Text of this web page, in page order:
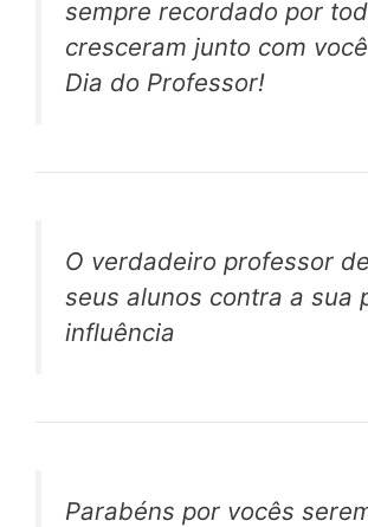
sempre recordado por
cresceram junto com
Dia do Professor!
O verdadeiro professor
seus alunos contra a sua
influência
Parabéns por vocês